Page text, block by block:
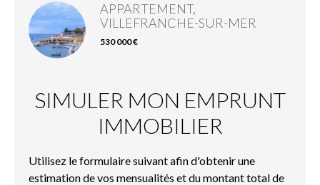
APPARTEMENT,
VILLEFRANCHE-SUR-MER
530 000 €
SIMULER MON EMPRUNT
IMMOBILIER
Utilisez le formulaire suivant afin d'obtenir une
estimation de vos mensualités et du montant total de